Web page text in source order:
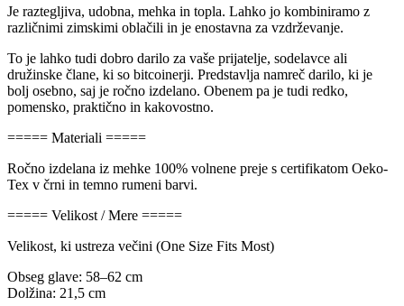
Je raztegljiva, udobna, mehka in topla. Lahko jo kombiniramo z
različnimi zimskimi oblačili in je enostavna za vzdrževanje.
To je lahko tudi dobro darilo za vaše prijatelje, sodelavce ali
družinske člane, ki so bitcoinerji. Predstavlja namreč darilo, ki je
bolj osebno, saj je ročno izdelano. Obenem pa je tudi redko,
pomensko, praktično in kakovostno.
===== Materiali =====
Ročno izdelana iz mehke 100% volnene preje s certifikatom Oeko-
Tex v črni in temno rumeni barvi.
===== Velikost / Mere =====
Velikost, ki ustreza večini (One Size Fits Most)
Obseg glave: 58–62 cm
Dolžina: 21,5 cm